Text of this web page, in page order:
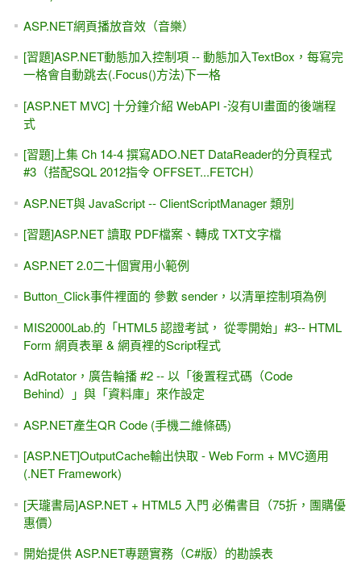
ASP.NET網頁播放音效（音樂）
[習題]ASP.NET動態加入控制項 -- 動態加入TextBox，每寫完
一格會自動跳去(.Focus()方法)下一格
[ASP.NET MVC] 十分鐘介紹 WebAPI -沒有UI畫面的後端程
式
[習題]上集 Ch 14-4 撰寫ADO.NET DataReader的分頁程式
#3（搭配SQL 2012指令 OFFSET...FETCH）
ASP.NET與 JavaScript -- ClientScriptManager 類別
[習題]ASP.NET 讀取 PDF檔案、轉成 TXT文字檔
ASP.NET 2.0二十個實用小範例
Button_Click事件裡面的 參數 sender，以清單控制項為例
MIS2000Lab.的「HTML5 認證考試， 從零開始」#3-- HTML
Form 網頁表單 & 網頁裡的Script程式
AdRotator，廣告輪播 #2 -- 以「後置程式碼（Code
Behind）」與「資料庫」來作設定
ASP.NET產生QR Code (手機二維條碼)
[ASP.NET]OutputCache輸出快取 - Web Form + MVC適用
(.NET Framework)
[天瓏書局]ASP.NET + HTML5 入門 必備書目（75折，團購優
惠價）
開始提供 ASP.NET專題實務（C#版）的勘誤表